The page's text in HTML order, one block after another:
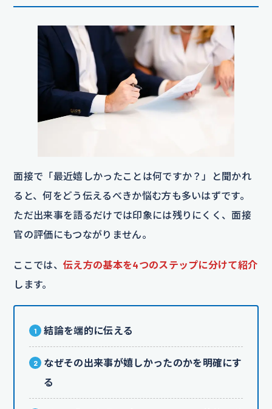
面接で「最近嬉しかったことは何ですか？」と聞かれ
ると、何をどう伝えるべきか悩む方も多いはずです。
ただ出来事を語るだけでは印象には残りにくく、面接
官の評価にもつながりません。
ここでは、 伝え方の基本を4つのステップに分けて紹介
します。
結論を端的に伝える
なぜその出来事が嬉しかったのかを明確にす
る